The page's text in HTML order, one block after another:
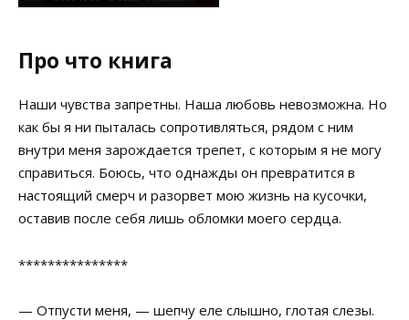
Про что книга
Наши чувства запретны. Наша любовь невозможна. Но
как бы я ни пыталась сопротивляться, рядом с ним
внутри меня зарождается трепет, с которым я не могу
справиться. Боюсь, что однажды он превратится в
настоящий смерч и разорвет мою жизнь на кусочки,
оставив после себя лишь обломки моего сердца.
***************
— Отпусти меня, — шепчу еле слышно, глотая слезы.